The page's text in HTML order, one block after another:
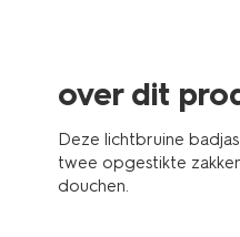
over dit
Deze lichtbruine
twee opgestikte
douchen.